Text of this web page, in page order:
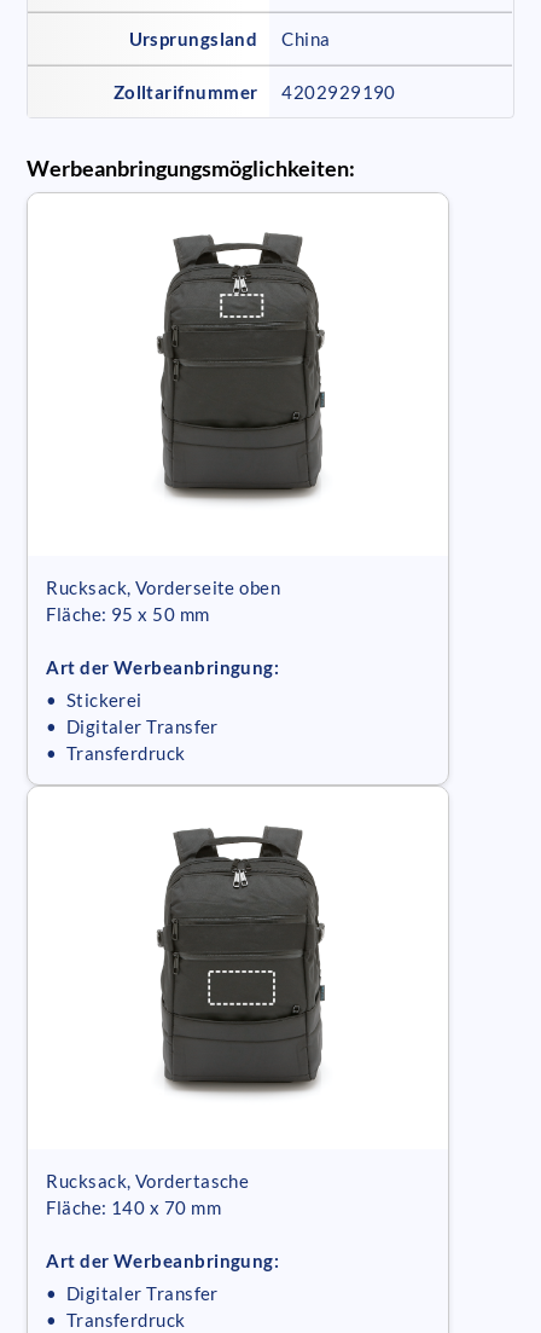
Ursprungsland China
Zolltarifnummer 4202929190
Werbeanbringungsmöglichkeiten:
Rucksack, Vorderseite oben
Fläche: 95 x 50 mm
Art der Werbeanbringung:
• Stickerei
• Digitaler Transfer
• Transferdruck
Rucksack, Vordertasche
Fläche: 140 x 70 mm
Art der Werbeanbringung:
• Digitaler Transfer
• Transferdruck